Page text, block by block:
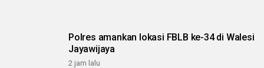
Polres amankan lokasi FBLB ke-34 di Walesi
Jayawijaya
2 jam lalu